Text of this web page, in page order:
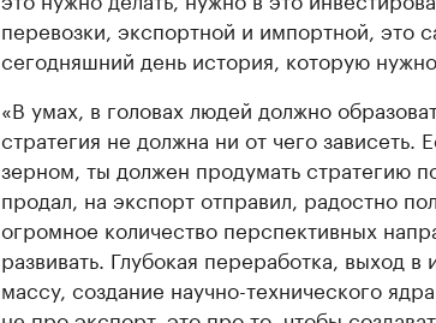
перевозки, экспортной и импортной, это
сегодняшний день история, которую
«В умах, в головах людей должно
стратегия не должна ни от чего зависеть.
зерном, ты должен продумать стратегию
продал, на экспорт отправил, радостно
огромное количество перспективных
развивать. Глубокая переработка, выход
массу, создание научно-технического